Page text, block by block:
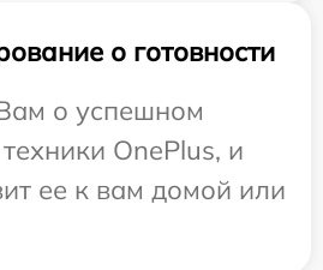
о готовности
о успешном
OnePlus, и
ее к вам домой или